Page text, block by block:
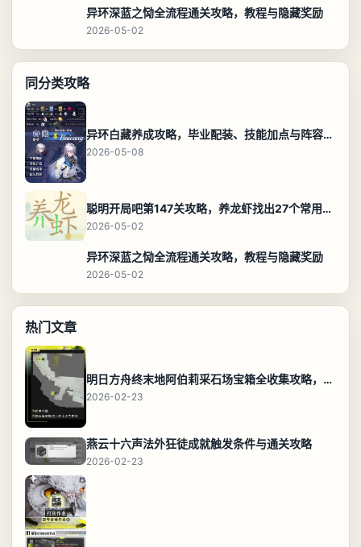
异环深蓝之恸全流程通关攻略，教程与隐藏奖励
2026-05-02
同分类攻略
异环白藏养成攻略，毕业配装、技能加点与阵容搭配保姆级解析
2026-05-08
聪明开局吧第147关攻略，养龙虾找出27个常用字通关答案
2026-05-02
异环深蓝之恸全流程通关攻略，教程与隐藏奖励
2026-05-02
热门文章
明日方舟终末地阿伯莉采石场宝箱全收集攻略，全点位分布图与路线
2026-02-23
燕云十六声法外狂徒成就触发条件与通关攻略
2026-02-23